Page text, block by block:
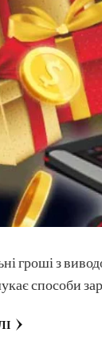
гроші з
способи